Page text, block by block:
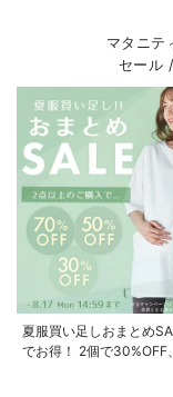
マタニテ
セール
夏服買い足しおまとめ
でお得！ 2個で30%OFF